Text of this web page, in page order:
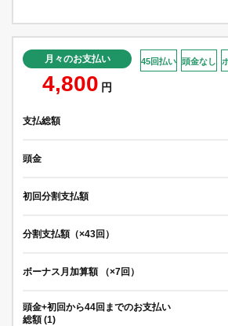
月々のお支払い
4,800 円
45回払い 頭金なし
支払総額
頭金
初回分割支払額
分割支払額（×43回）
ボーナス月加算額 （×7回）
頭金+初回から44回までのお支払い
総額 (1)